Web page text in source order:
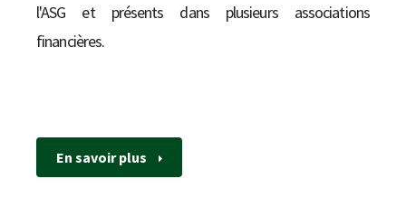
l'ASG et présents dans plusieurs associations
financières.
En savoir plus